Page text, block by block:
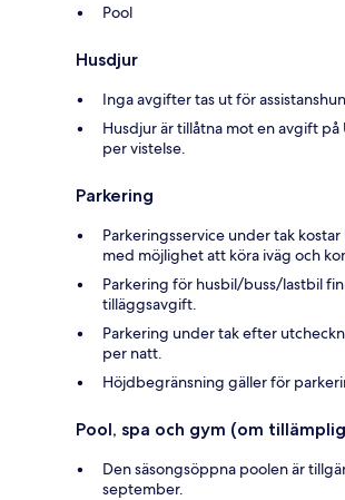
Pool
Husdjur
Inga avgifter tas ut för
Husdjur är tillåtna mot en avgift på
per vistelse.
Parkering
Parkeringsservice under tak
med möjlighet att köra iväg och
Parkering för husbil/buss/lastbil
tilläggsavgift.
Parkering under tak efter
per natt.
Höjdbegränsning gäller för
Pool, spa och gym (om
Den säsongsöppna poolen är
september.